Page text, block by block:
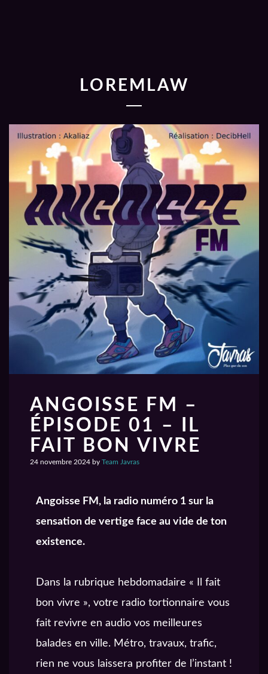
LOREMLAW
ANGOISSE FM –
ÉPISODE 01 – IL
FAIT BON VIVRE
24 novembre 2024 by Team Javras
Angoisse FM, la radio numéro 1 sur la
sensation de vertige face au vide de ton
existence.
Dans la rubrique hebdomadaire « Il fait
bon vivre », votre radio tortionnaire vous
fait revivre en audio vos meilleures
balades en ville. Métro, travaux, trafic,
rien ne vous laissera profiter de l’instant !